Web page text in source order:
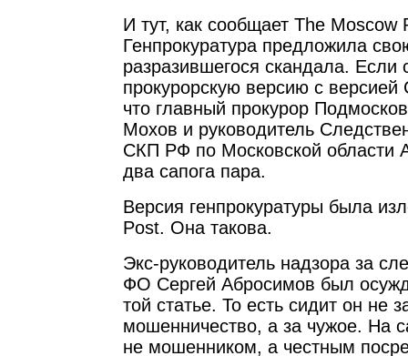
И тут, как сообщает The Moscow
Генпрокуратура предложила
разразившегося скандала. Если
прокурорскую версию с версией
что главный прокурор
Мохов и руководитель
СКП РФ по Московской области
два сапога пара.
Версия генпрокуратуры была
Post. Она такова.
Экс-руководитель надзора за
ФО Сергей Абросимов был
той статье. То есть сидит он не
мошенничество, а за чужое. На
не мошенником, а честным